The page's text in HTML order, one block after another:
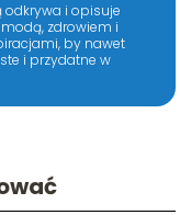
odkrywa i opisuje
zdrowiem i
by nawet
i przydatne w